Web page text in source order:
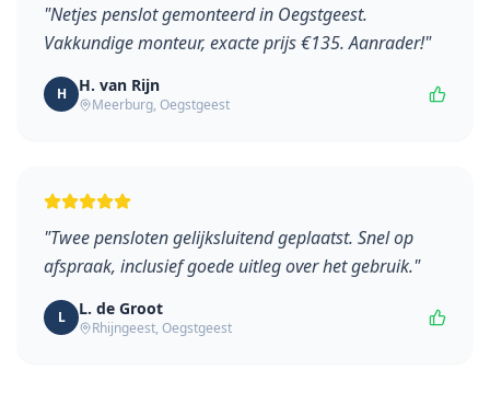
"Netjes penslot gemonteerd in Oegstgeest.
Vakkundige monteur, exacte prijs €135. Aanrader!"
H H. van Rijn
Meerburg, Oegstgeest
"Twee pensloten gelijksluitend geplaatst. Snel op
afspraak, inclusief goede uitleg over het gebruik."
L L. de Groot
Rhijngeest, Oegstgeest